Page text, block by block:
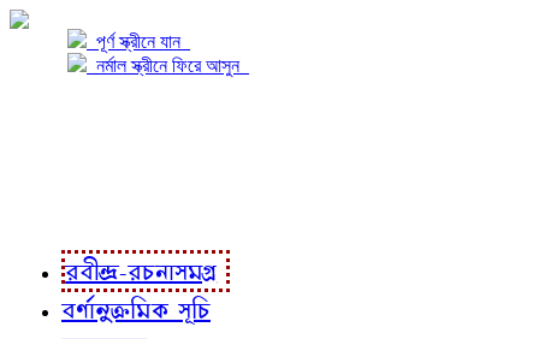
পূর্ণ স্ক্রীনে যান
নর্মাল স্ক্রীনে ফিরে আসুন
রবীন্দ্র-রচনাসমগ্র
বর্ণানুক্রমিক সূচি